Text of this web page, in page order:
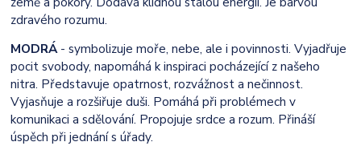
zdravého rozumu.
MODRÁ- symbolizuje moře, nebe, ale i povinnosti. Vyjadřuje
pocit svobody, napomáhá k inspiraci pocházející z našeho
nitra. Představuje opatrnost, rozvážnost a nečinnost.
Vyjasňuje a rozšiřuje duši. Pomáhá při problémech v
komunikaci a sdělování. Propojuje srdce a rozum. Přináší
úspěch při jednání s úřady.